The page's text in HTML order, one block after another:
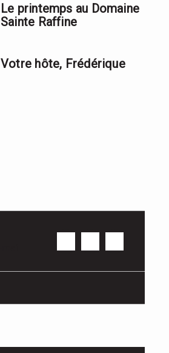
Le printemps au Domaine
Sainte Raffine
Votre hôte, Frédérique